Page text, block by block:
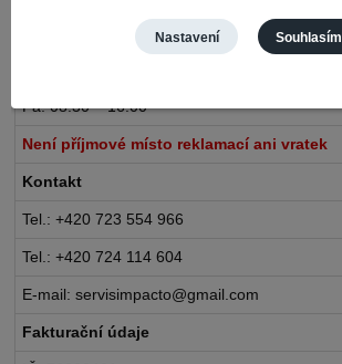
Pá: 08:30 – 16:00
Není příjmové místo reklamací ani vratek
Kontakt
Tel.: +420 723 554 966
Tel.: +420 724 114 604
E-mail: servisimpacto@gmail.com
Fakturační údaje
Nastavení Souhlasím